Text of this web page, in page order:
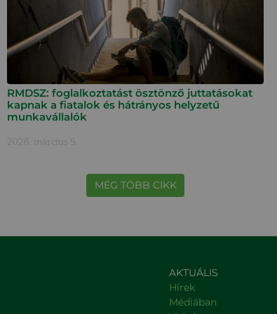
RMDSZ: foglalkoztatást ösztönző juttatásokat
kapnak a fiatalok és hátrányos helyzetű
munkavállalók
2026. március 5.
MÉG TÖBB CIKK
AKTUÁLIS
Hírek
Médiában